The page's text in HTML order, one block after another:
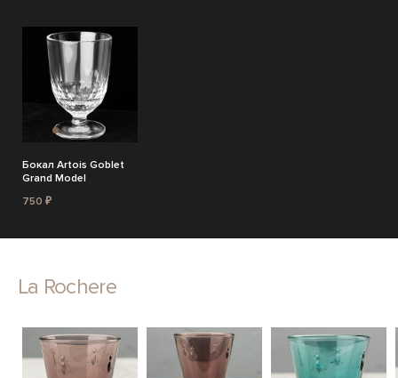
Бокал Artois Goblet
Grand Model
750 ₽
La Rochere